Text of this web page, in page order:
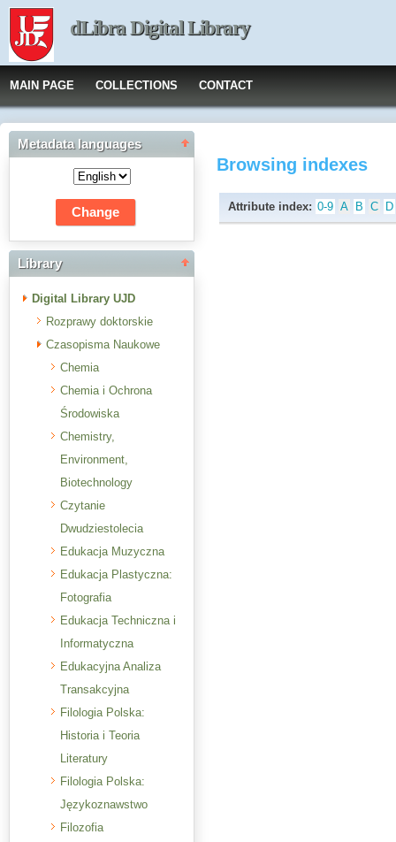
dLibra Digital Library
MAIN PAGE COLLECTIONS CONTACT
Metadata languages
Library
Digital Library UJD
Rozprawy doktorskie
Czasopisma Naukowe
Chemia
Chemia i Ochrona
Środowiska
Chemistry,
Environment,
Biotechnology
Czytanie
Dwudziestolecia
Edukacja Muzyczna
Edukacja Plastyczna:
Fotografia
Edukacja Techniczna i
Informatyczna
Edukacyjna Analiza
Transakcyjna
Filologia Polska:
Historia i Teoria
Literatury
Filologia Polska:
Językoznawstwo
Filozofia
Browsing indexes
Attribute index: 0-9 A B C D